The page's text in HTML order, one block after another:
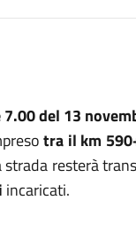
del 13
tra il km
strada resterà
incaricati.